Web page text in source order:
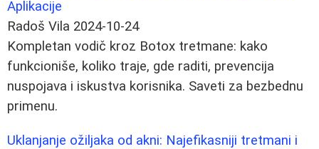
Aplikacije
Radoš Vila 2024-10-24
Kompletan vodič kroz Botox tretmane: kako
funkcioniše, koliko traje, gde raditi, prevencija
nuspojava i iskustva korisnika. Saveti za bezbednu
primenu.
Uklanjanje ožiljaka od akni: Najefikasniji tretmani i